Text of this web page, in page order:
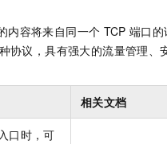
内容将来自同一个 TCP 端口的
协议，具有强大的流量管理、
相关文档
口时，可
Wan2.7-T2V
大模型原生应用
云原生的云上边界网络安全
专享
AI助力短剧漫剧创作，剧本、
AI智能应用，一键激活高效
智能客服
自动承接线索、识别商机，
Ubuntu
成为服务伙伴
服务生态伙伴
高校合作